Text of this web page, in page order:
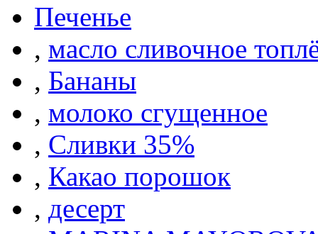
Печенье
, масло сливочное
, Бананы
, молоко сгущенное
, Сливки 35%
, Какао порошок
, десерт